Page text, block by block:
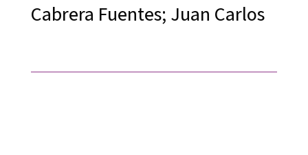
Cabrera Fuentes; Juan Carlos